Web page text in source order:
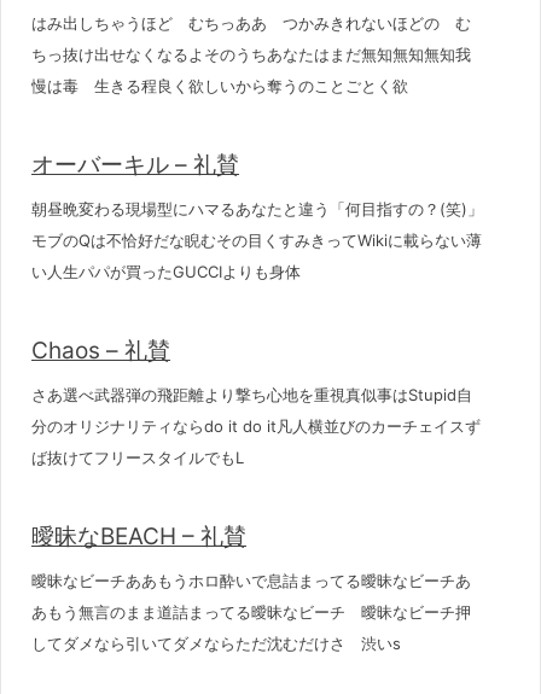
はみ出しちゃうほど むちっああ つかみきれないほどの む
ちっ抜け出せなくなるよそのうちあなたはまだ無知無知無知我
慢は毒 生きる程良く欲しいから奪うのことごとく欲
オーバーキル – 礼賛
朝昼晩変わる現場型にハマるあなたと違う「何目指すの？(笑)」
モブのQは不恰好だな睨むその目くすみきってWikiに載らない薄
い人生パパが買ったGUCCIよりも身体
Chaos – 礼賛
さあ選べ武器弾の飛距離より撃ち心地を重視真似事はStupid自
分のオリジナリティならdo it do it凡人横並びのカーチェイスず
ば抜けてフリースタイルでもL
曖昧なBEACH – 礼賛
曖昧なビーチああもうホロ酔いで息詰まってる曖昧なビーチあ
あもう無言のまま道詰まってる曖昧なビーチ 曖昧なビーチ押
してダメなら引いてダメならただ沈むだけさ 渋いs